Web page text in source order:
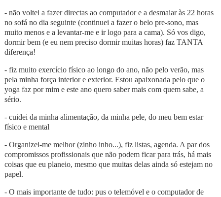
- não voltei a fazer directas ao computador e a desmaiar às 22 horas
no sofá no dia seguinte (continuei a fazer o belo pre-sono, mas
muito menos e a levantar-me e ir logo para a cama). Só vos digo,
dormir bem (e eu nem preciso dormir muitas horas) faz TANTA
diferença!
- fiz muito exercício físico ao longo do ano, não pelo verão, mas
pela minha força interior e exterior. Estou apaixonada pelo que o
yoga faz por mim e este ano quero saber mais com quem sabe, a
sério.
- cuidei da minha alimentação, da minha pele, do meu bem estar
físico e mental
- Organizei-me melhor (zinho inho...), fiz listas, agenda. A par dos
compromissos profissionais que não podem ficar para trás, há mais
coisas que eu planeio, mesmo que muitas delas ainda só estejam no
papel.
- O mais importante de tudo: pus o telemóvel e o computador de